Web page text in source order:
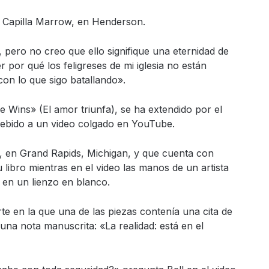
Marrow, en Henderson.
no creo que ello signifique una eternidad de
qué los feligreses de mi iglesia no están
lo que sigo batallando».
Wins» (El amor triunfa), se ha extendido por el
a un video colgado en YouTube.
Grand Rapids, Michigan, y que cuenta con
mientras en el video las manos de un artista
un lienzo en blanco.
en la que una de las piezas contenía una cita de
nota manuscrita: «La realidad: está en el